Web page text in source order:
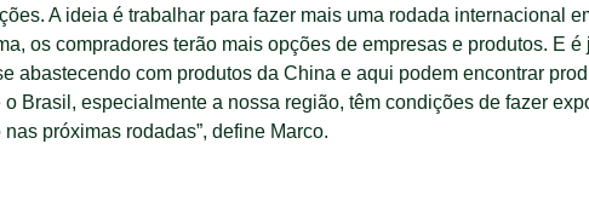
A ideia é trabalhar para fazer mais uma rodada internacional
os compradores terão mais opções de empresas e produtos. E é
abastecendo com produtos da China e aqui podem encontrar
Brasil, especialmente a nossa região, têm condições de fazer
próximas rodadas”, define Marco.